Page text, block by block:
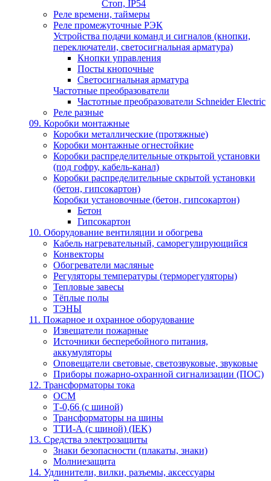
Стоп, IP54
Реле времени, таймеры
Реле промежуточные РЭК
Устройства подачи команд и сигналов (кнопки,
переключатели, светосигнальная арматура)
Кнопки управления
Посты кнопочные
Светосигнальная арматура
Частотные преобразователи
Частотные преобразователи Schneider Electric
Реле разные
09. Коробки монтажные
Коробки металлические (протяжные)
Коробки монтажные огнестойкие
Коробки распределительные открытой установки
(под гофру, кабель-канал)
Коробки распределительные скрытой установки
(бетон, гипсокартон)
Коробки установочные (бетон, гипсокартон)
Бетон
Гипсокартон
10. Оборудование вентиляции и обогрева
Кабель нагревательный, саморегулирующийся
Конвекторы
Обогреватели масляные
Регуляторы температуры (терморегуляторы)
Тепловые завесы
Тёплые полы
ТЭНЫ
11. Пожарное и охранное оборудование
Извещатели пожарные
Источники бесперебойного питания,
аккумуляторы
Оповещатели световые, светозвуковые, звуковые
Приборы пожарно-охранной сигнализации (ПОС)
12. Трансформаторы тока
ОСМ
Т-0,66 (с шиной)
Трансформаторы на шины
ТТИ-А (с шиной) (IEK)
13. Средства электрозащиты
Знаки безопасности (плакаты, знаки)
Молниезащита
14. Удлинители, вилки, разъемы, аксессуары